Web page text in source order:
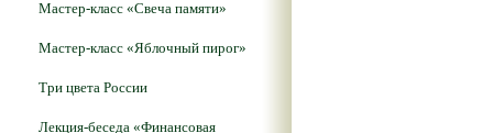
Мастер-класс «Свеча памяти»
Мастер-класс «Яблочный пирог»
Три цвета России
Лекция-беседа «Финансовая